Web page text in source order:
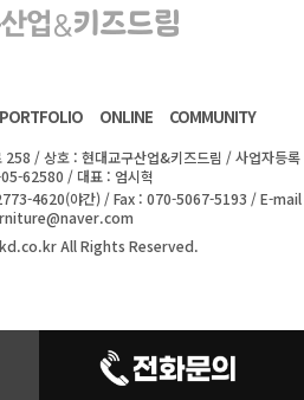
PORTFOLIO ONLINE COMMUNITY
258 / 상호 : 현대교구산업&키즈드림 / 사업자등록
62580 / 대표 : 엄시혁
4620(야간) / Fax : 070-5067-5193 / E-mail
All Rights Reserved.